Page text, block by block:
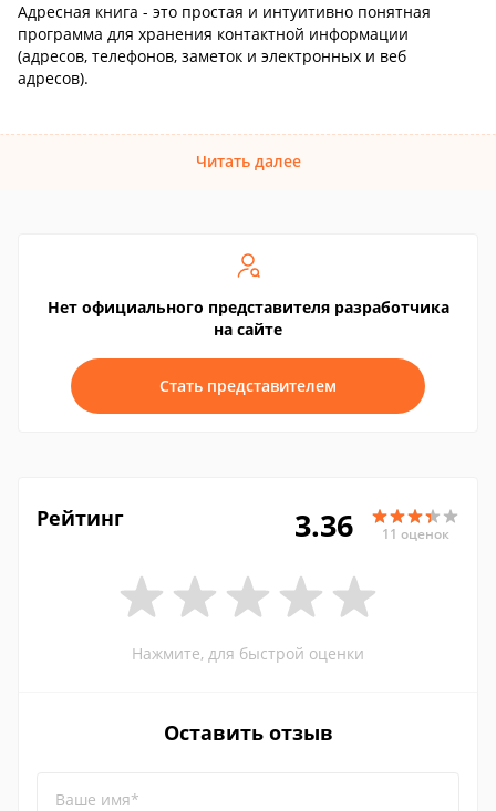
Адресная книга - это простая и интуитивно понятная
программа для хранения контактной информации
(адресов, телефонов, заметок и электронных и веб
адресов).
Читать далее
Нет официального представителя разработчика
на сайте
Стать представителем
Рейтинг 3.36 11 оценок
Нажмите, для быстрой оценки
Оставить отзыв
Ваше имя*